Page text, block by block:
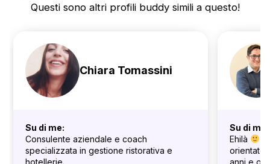
Questi sono altri profili buddy simili a questo!
Chiara Tomassini
Su di me:
Consulente aziendale e coach
specializzata in gestione ristorativa e
hotellerie.
Su di me:
Ehilà
anni e